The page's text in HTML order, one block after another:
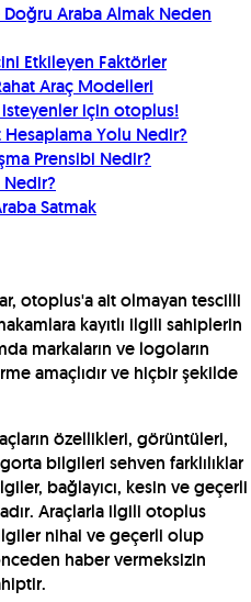
Doğru Araba Almak Neden
Etkileyen Faktörler
Araç Modelleri
isteyenler için otoplus!
Yolu Nedir?
Prensibi Nedir?
Nedir?
Satmak
otoplus'a ait olmayan tescilli
kayıtlı ilgili sahiplerin
markaların ve logoların
amaçlıdır ve hiçbir şekilde
özellikleri, görüntüleri,
bilgileri sehven farklılıklar
bağlayıcı, kesin ve geçerli
Araçlarla ilgili otoplus
nihai ve geçerli olup
haber vermeksizin